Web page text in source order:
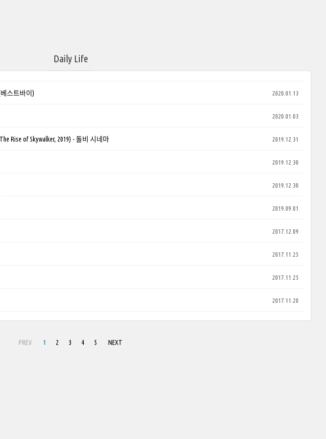
Daily Life
베스트바이) 2020.01.13
2020.01.03
Rise of Skywalker, 2019) - 돌비 시네마 2019.12.31
2019.12.30
2019.12.30
2019.09.01
2017.12.09
2017.11.25
2017.11.25
2017.11.20
PREV 1 2 3 4 5 NEXT